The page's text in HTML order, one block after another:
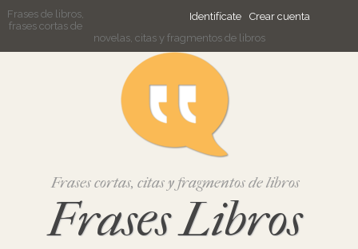
Identifícate Crear cuenta
Frases de libros,
frases cortas de
novelas, citas y fragmentos de libros
Frases cortas, citas y fragmentos de libros
Frases Libros